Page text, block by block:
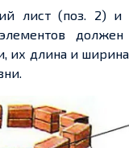
лист (поз. 2) и
их длина и